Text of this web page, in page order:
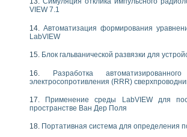
и корреляционный анализ"
обеспечение учебных лабораторных стендов
для изучения технологии выращивания
LabVIEW
лабораторный практикум по курсу
одномерных сигналов на основе
INSTRUMENTS в операционной системе
полигармонической экстраполяции в среде
принципа действия универсального цифрового
принимаемых решений в среде LabVIEW
VIEW 7.1
Автоматизация формирования
LabVIEW
Блок гальванической развязки для
Разработка
электросопротивления (RRR)
Применение среды LabVIEW для
пространстве Ван Дер Поля
Портативная система для определения